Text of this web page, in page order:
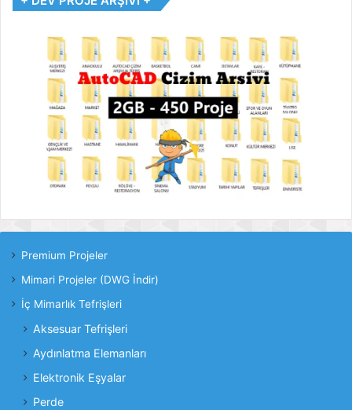
Premium Projeler
Mimari Projeler (DWG İndir)
İç Mimarlık Tefrişleri
Aksesuar Tefrişleri
Aydınlatma Elemanları
Elektronik Eşyalar
Perde